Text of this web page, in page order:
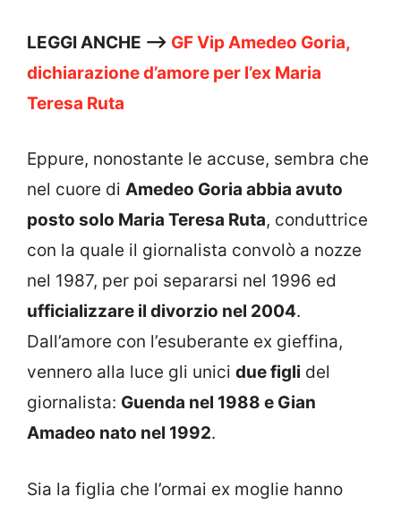
LEGGI ANCHE —> GF Vip Amedeo Goria,
dichiarazione d’amore per l’ex Maria
Teresa Ruta
Eppure, nonostante le accuse, sembra che
nel cuore di Amedeo Goria abbia avuto
posto solo Maria Teresa Ruta, conduttrice
con la quale il giornalista convolò a nozze
nel 1987, per poi separarsi nel 1996 ed
ufficializzare il divorzio nel 2004.
Dall’amore con l’esuberante ex gieffina,
vennero alla luce gli unici due figli del
giornalista: Guenda nel 1988 e Gian
Amadeo nato nel 1992.
Sia la figlia che l’ormai ex moglie hanno